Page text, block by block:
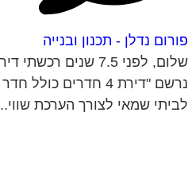
נדלן - תכנון ובנייה
שלום, לפני 7.5 שנים
נרשם "דירת 4 חדרים
שמאי לצורך הערכת שווי...